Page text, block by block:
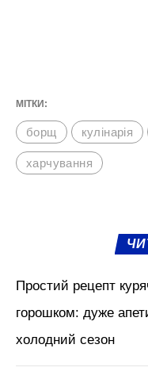
МІТКИ:
борщ кулінарія
харчування
Простий рецепт
горошком: дуже
холодний сезон